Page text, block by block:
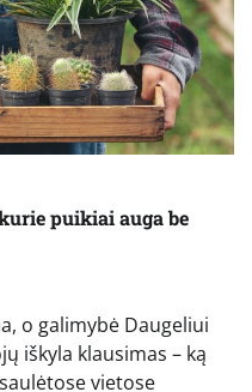
puikiai auga be
o galimybė Daugeliui
iškyla klausimas – ką
vietose